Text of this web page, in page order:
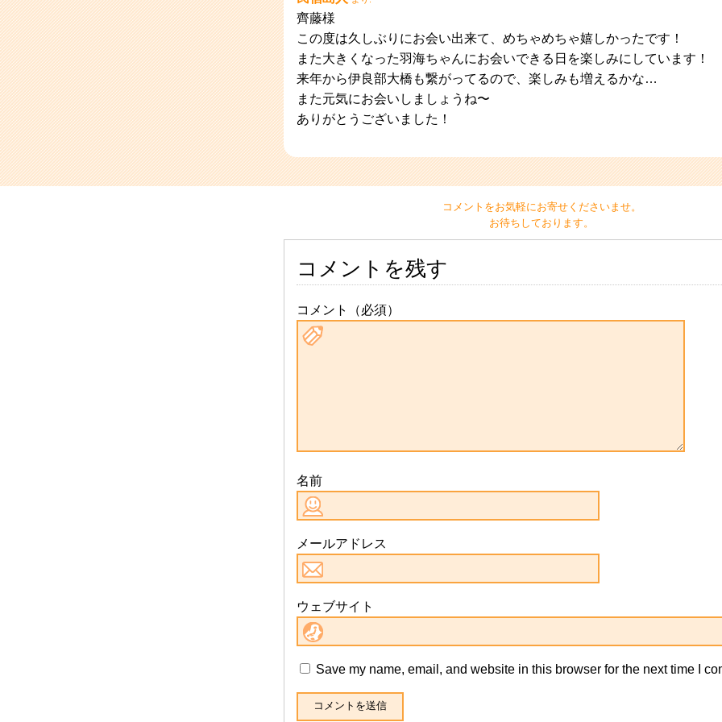
齊藤様
この度は久しぶりにお会い出来て、めちゃめちゃ嬉しかったです！
また大きくなった羽海ちゃんにお会いできる日を楽しみにしています！
来年から伊良部大橋も繋がってるので、楽しみも増えるかな…
また元気にお会いしましょうね〜
ありがとうございました！
コメントをお気軽にお寄せくださいませ。
お待ちしております。
コメントを残す
コメント（必須）
名前
メールアドレス
ウェブサイト
Save my name, email, and website in this browser for the next time I